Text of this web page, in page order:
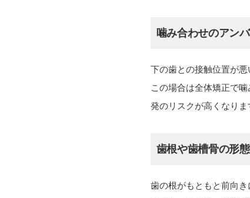
噛み合わせのアン
下の歯との接触位置が悪
この場合は全体矯正で
発のリスクが高くなりま
歯根や歯槽骨の形
歯の根がもともと前向